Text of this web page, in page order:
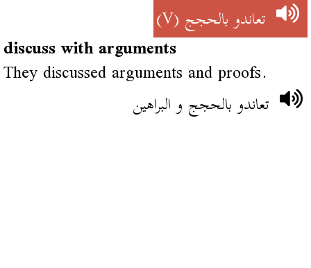
تعاندو بالحجج(V)
discuss with arguments
They discussed arguments and proofs.
تعاندو بالحجج و البراهين